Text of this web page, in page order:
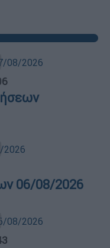
06/08/2026